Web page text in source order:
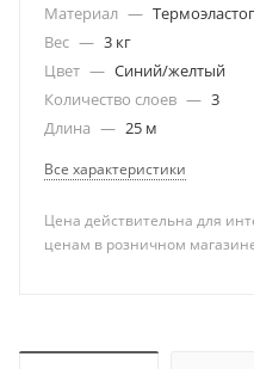
Материал —
Вес — 3 кг
Цвет — Синий/желтый
Количество слоев — 3
Длина — 25 м
Все характеристики
Цена действительна для
ценам в розничном